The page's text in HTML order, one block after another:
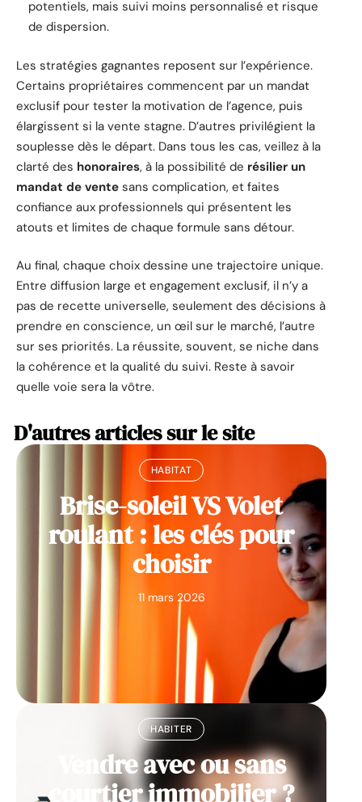
potentiels, mais suivi moins personnalisé et risque
de dispersion.
Les stratégies gagnantes reposent sur l’expérience.
Certains propriétaires commencent par un mandat
exclusif pour tester la motivation de l’agence, puis
élargissent si la vente stagne. D’autres privilégient la
souplesse dès le départ. Dans tous les cas, veillez à la
clarté des honoraires, à la possibilité de résilier un
mandat de vente sans complication, et faites
confiance aux professionnels qui présentent les
atouts et limites de chaque formule sans détour.
Au final, chaque choix dessine une trajectoire unique.
Entre diffusion large et engagement exclusif, il n’y a
pas de recette universelle, seulement des décisions à
prendre en conscience, un œil sur le marché, l’autre
sur ses priorités. La réussite, souvent, se niche dans
la cohérence et la qualité du suivi. Reste à savoir
quelle voie sera la vôtre.
D'autres articles sur le site
HABITAT
Brise-soleil VS Volet
roulant : les clés pour
choisir
11 mars 2026
HABITER
Vendre avec ou sans
courtier immobilier ?